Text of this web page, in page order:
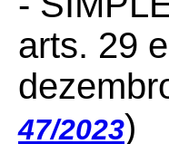
arts. 29
47/2023)